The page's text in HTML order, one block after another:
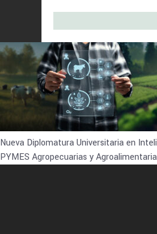
Nueva Diplomatura Universitaria en
PYMES Agropecuarias y